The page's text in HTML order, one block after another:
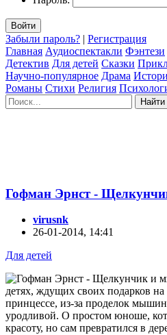
Войти
Забыли пароль? | Регистрация
Главная Аудиоспектакли Фэнтези
Детектив Для детей Сказки
Научно-популярное Драма
Романы Стихи Религия
Найти
Гофман Эрнст -
virusnk
26-01-2014, 14:41
Для детей
детях, ждущих своих подарков
принцессе, из-за проделок
уродливой. О простом юноше,
красоту, но сам превратился в